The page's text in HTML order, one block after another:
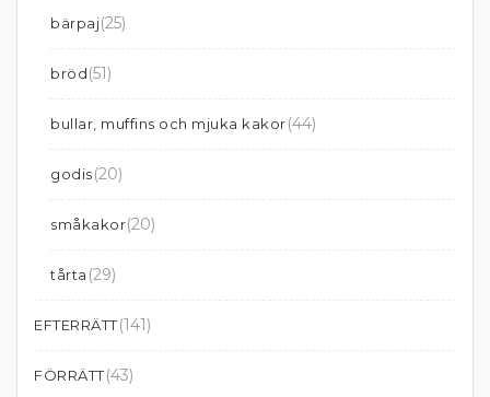
bärpaj(25)
bröd(51)
bullar, muffins och mjuka kakor(44)
godis(20)
småkakor(20)
tårta (29)
EFTERRÄTT(141)
FÖRRÄTT(43)